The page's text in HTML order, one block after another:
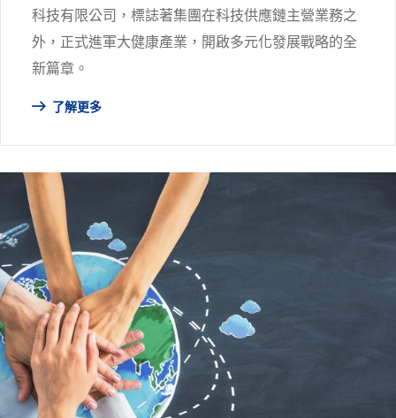
科技有限公司，標誌著集團在科技供應鏈主營業務之
外，正式進軍大健康產業，開啟多元化發展戰略的全
新篇章。
了解更多